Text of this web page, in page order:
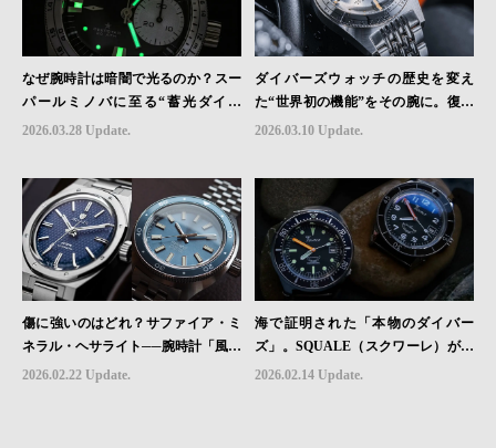
なぜ腕時計は暗闇で光るのか？スー
パールミノバに至る“蓄光ダイヤ
ル”の進化と物語
2026.03.28 Update.
ダイバーズウォッチの歴史を変え
た“世界初の機能”をその腕に。復活
を遂げたAquastarの革新｜HMS Bra
2026.03.10 Update.
傷に強いのはどれ？サファイア・ミ
ネラル・ヘサライト──腕時計「風防
素材」の本当の違い
2026.02.22 Update.
海で証明された「本物のダイバー
ズ」。SQUALE（スクワーレ）が19
59年から守り続ける信頼のかたち｜
2026.02.14 Update.